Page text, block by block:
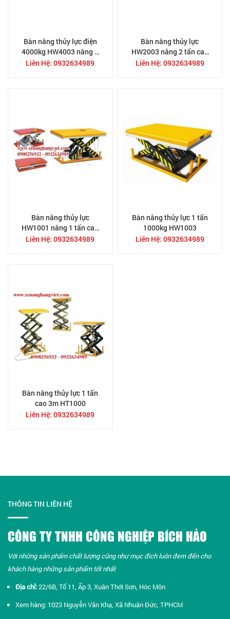
Bàn nâng thủy lực điện
4000kg HW4003 nâng 4
tấn cao 1.3M bàn nâng
Liên Hệ: 0932634989
Bàn nâng thủy lực
HW2003 nâng 2 tấn cao
1.3M bàn nâng điện
Liên Hệ: 0932634989
Bàn nâng thủy lực
HW1001 nâng 1 tấn cao
1M bàn nâng điện
Liên Hệ: 0932634989
Bàn nâng thủy lực 1 tấn
1000kg HW1003
Liên Hệ: 0932634989
Bàn nâng thủy lực 1 tấn
cao 3m HT1000
Liên Hệ: 0932634989
THÔNG TIN LIÊN HỆ
CÔNG TY TNHH CÔNG NGHIỆP BÍCH HẢO
Với những sản phẩm chất lượng cũng như mục đích luôn đem đến cho
khách hàng những sản phẩm tốt nhất​
Địa chỉ:22/6B, Tổ 11, Ấp 3, Xuân Thới Sơn, Hóc Môn
Xem hàng: 1023 Nguyễn Văn Khạ, Xã Nhuận Đức, TPHCM